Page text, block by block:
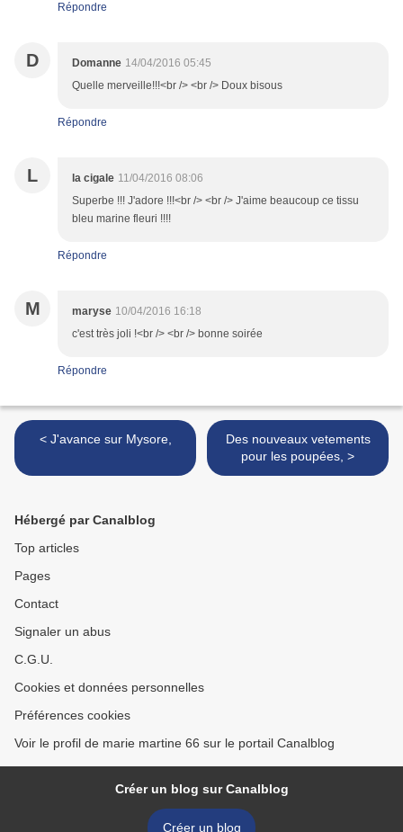
Répondre
D Domanne 14/04/2016 05:45
Quelle merveille!!!<br /> <br /> Doux bisous
Répondre
L la cigale 11/04/2016 08:06
Superbe !!! J'adore !!!<br /> <br /> J'aime beaucoup ce tissu
bleu marine fleuri !!!!
Répondre
M maryse 10/04/2016 16:18
c'est très joli !<br /> <br /> bonne soirée
Répondre
< J'avance sur Mysore,
Des nouveaux vetements
pour les poupées, >
Hébergé par Canalblog
Top articles
Pages
Contact
Signaler un abus
C.G.U.
Cookies et données personnelles
Préférences cookies
Voir le profil de marie martine 66 sur le portail Canalblog
Créer un blog sur Canalblog
Créer un blog